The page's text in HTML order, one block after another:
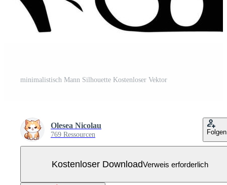
minimalistisch Mann Silhouette Kostenloser Vektor
Olesea Nicolau
769 Ressourcen Folgen
Kostenloser DownloadVerweis erforderlich